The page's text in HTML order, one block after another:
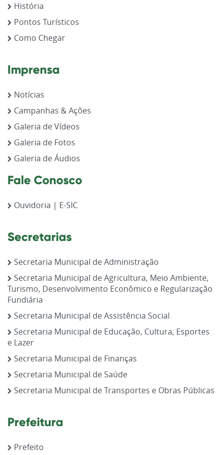
História
Pontos Turísticos
Como Chegar
Imprensa
Notícias
Campanhas & Ações
Galeria de Vídeos
Galeria de Fotos
Galeria de Áudios
Fale Conosco
Ouvidoria | E-SIC
Secretarias
Secretaria Municipal de Administração
Secretaria Municipal de Agricultura, Meio Ambiente,
Turismo, Desenvolvimento Econômico e Regularização
Fundiária
Secretaria Municipal de Assistência Social
Secretaria Municipal de Educação, Cultura, Esportes
e Lazer
Secretaria Municipal de Finanças
Secretaria Municipal de Saúde
Secretaria Municipal de Transportes e Obras Públicas
Prefeitura
Prefeito